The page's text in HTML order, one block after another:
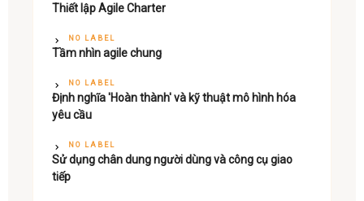
Thiết lập Agile Charter
NO LABEL
Tầm nhìn agile chung
NO LABEL
Định nghĩa 'Hoàn thành' và kỹ thuật mô hình hóa
yêu cầu
NO LABEL
Sử dụng chân dung người dùng và công cụ giao
tiếp